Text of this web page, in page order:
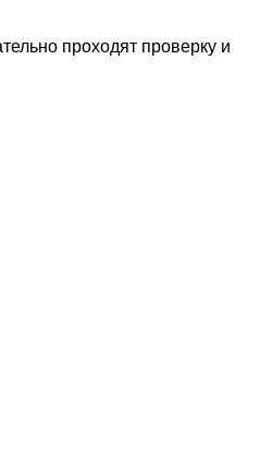
проходят проверку и